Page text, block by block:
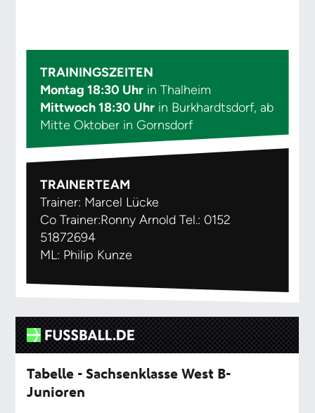
TRAININGSZEITEN
Montag 18:30 Uhr in Thalheim
Mittwoch 18:30 Uhr in Burkhardtsdorf, ab
Mitte Oktober in Gornsdorf
TRAINERTEAM
Trainer: Marcel Lücke
Co Trainer:Ronny Arnold Tel.: 0152
51872694
ML: Philip Kunze